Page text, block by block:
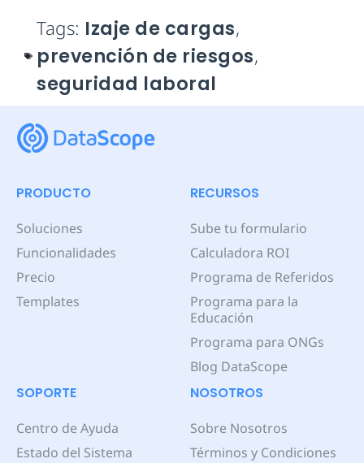
Tags: Izaje de cargas,
prevención de riesgos,
seguridad laboral
PRODUCTO
Soluciones
Funcionalidades
Precio
Templates
RECURSOS
Sube tu formulario
Calculadora ROI
Programa de Referidos
Programa para la
Educación
Programa para ONGs
Blog DataScope
SOPORTE
Centro de Ayuda
Estado del Sistema
NOSOTROS
Sobre Nosotros
Términos y Condiciones